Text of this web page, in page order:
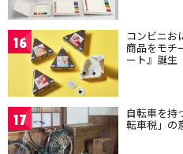
16 コンビニお
商品をモチ
ート』誕生
17 自転車を持
転車税」の